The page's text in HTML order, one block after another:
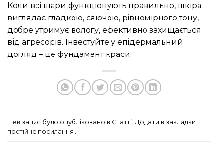
Коли всі шари функціонують правильно, шкіра
виглядає гладкою, сяючою, рівномірного тону,
добре утримує вологу, ефективно захищається
від агресорів. Інвестуйте у епідермальний
догляд – це фундамент краси.
Цей запис було опубліковано в Статті . Додати в закладки
постійне посилання.